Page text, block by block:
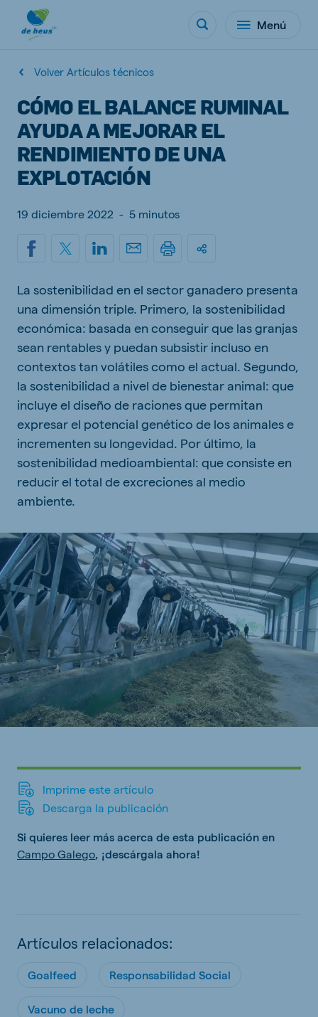
Menú
Volver Artículos técnicos
CÓMO EL BALANCE RUMINAL
AYUDA A MEJORAR EL
RENDIMIENTO DE UNA
EXPLOTACIÓN
19 diciembre 2022 - 5 minutos
La sostenibilidad en el sector ganadero presenta
una dimensión triple. Primero, la sostenibilidad
económica: basada en conseguir que las granjas
sean rentables y puedan subsistir incluso en
contextos tan volátiles como el actual. Segundo,
la sostenibilidad a nivel de bienestar animal: que
incluye el diseño de raciones que permitan
expresar el potencial genético de los animales e
incrementen su longevidad. Por último, la
sostenibilidad medioambiental: que consiste en
reducir el total de excreciones al medio
ambiente.
Imprime este artículo
Descarga la publicación
Si quieres leer más acerca de esta publicación en
Campo Galego, ¡descárgala ahora!
Artículos relacionados:
Goalfeed Responsabilidad Social
Vacuno de leche